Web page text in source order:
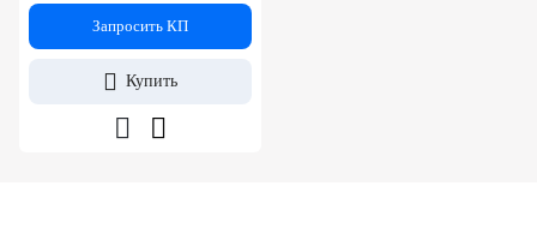
Запросить КП
Купить